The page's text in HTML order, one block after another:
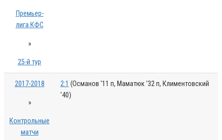
Премьер-
лига КФС
»
25-й тур
2017-2018
»
Контрольные
матчи
2:1 (Османов '11 п, Маматюк '32 п, Климентовский
'40)